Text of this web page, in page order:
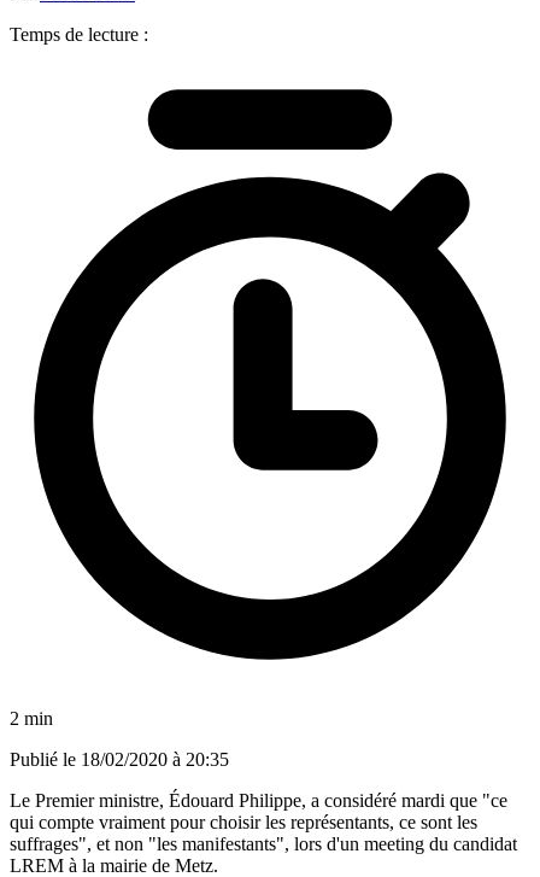
Temps de lecture :
2 min
Publié le 18/02/2020 à 20:35
Le Premier ministre, Édouard Philippe, a considéré mardi que "ce
qui compte vraiment pour choisir les représentants, ce sont les
suffrages", et non "les manifestants", lors d'un meeting du candidat
LREM à la mairie de Metz.